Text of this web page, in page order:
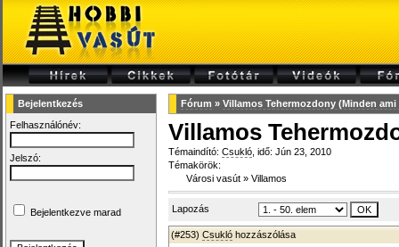
Bejelentkezés
Felhasználónév:
Jelszó:
Bejelentkezve marad
Fórum » Villamos Tehermozdony (Minden ami
Villamos
Témaindító: Csukló , idő: Jún 23, 2010
Témakörök:
Városi vasút » Villamos
Lapozás
(#253) Csukló hozzászólása